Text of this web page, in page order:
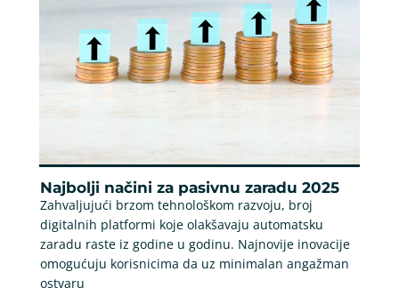
Najbolji načini za pasivnu zaradu 2025
Zahvaljujući brzom tehnološkom razvoju, broj
digitalnih platformi koje olakšavaju automatsku
zaradu raste iz godine u godinu. Najnovije inovacije
omogućuju korisnicima da uz minimalan angažman
ostvaru